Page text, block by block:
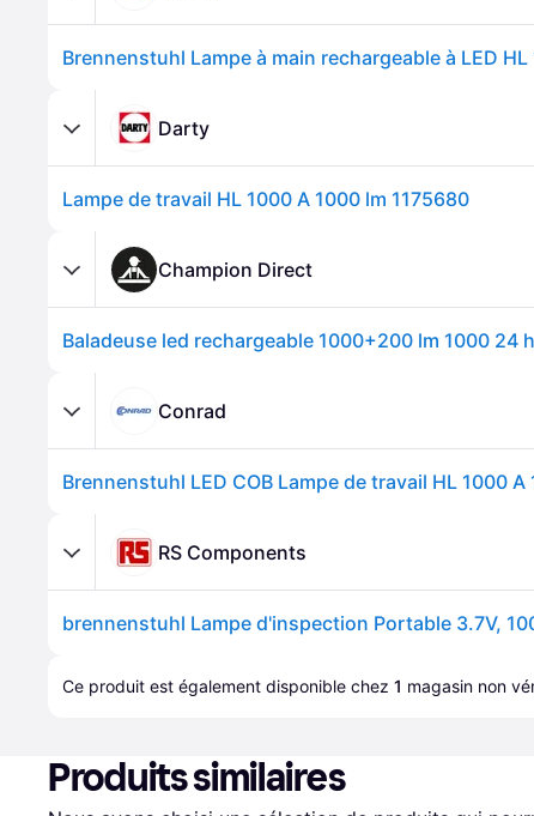
Brennenstuhl Lampe à main rechargeable à LED HL
Darty
Lampe de travail HL 1000 A 1000 lm 1175680
Champion Direct
Conrad
RS Components
brennenstuhl Lampe d'inspection Portable 3.7V,
Ce produit est également disponible chez 1 magasin non
Produits similaires